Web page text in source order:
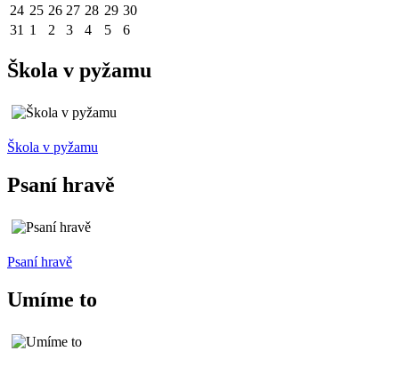
24 25 26 27 28 29 30
31 1 2 3 4 5 6
Škola v pyžamu
Škola v pyžamu
Psaní hravě
Psaní hravě
Umíme to